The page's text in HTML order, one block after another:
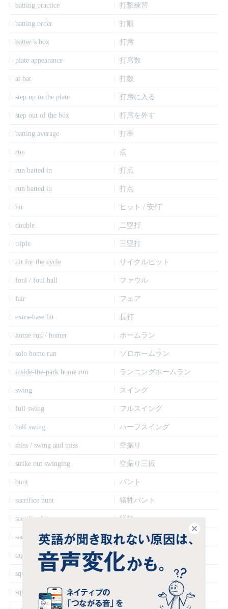
batting practice 打撃練習
batting order 打順
batter’s box 打席
plate appearance 打席数
at bat 打数
step up to the plate 打席に入る
step out of the box 打席を外す
batting average 打率
run 点
run batted in 打点
run batted in 打点
hit ヒット / 安打
double 二塁打
triple 三塁打
hit for the cycle サイクルヒット
foul / foul ball ファウル
fair フェア
extra-base hit 長打
home run / homer ホームラン
solo home run ソロホームラン
inside-the-park home run ランニングホームラン
swing スイング
full swing フルスイング
half swing ハーフスイング
miss / swing and miss 空振り
strike out swinging 空振り三振
bunt バント
sacrifice bunt 犠牲バント
sacrifice hit 犠打
sacrifice fly 犠牲フライ
tag up タッチアップ
squeeze play スクイズ
squeeze bunt スクイズバント